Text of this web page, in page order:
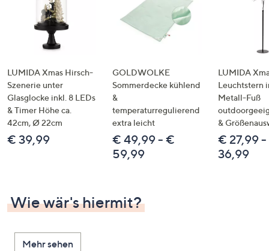
Touch-
Geräten
links
bzw.
rechts,
um
diese
anzuzeigen.
LUMIDA Xmas Hirsch-
Szenerie unter
Glasglocke inkl. 8 LEDs
& Timer Höhe ca.
42cm, Ø 22cm
€ 39,99
GOLDWOLKE
Sommerdecke kühlend
&
temperaturregulierend
extra leicht
€ 49,99 - €
59,99
LUMIDA
Leuchtstern
Metall-Fuß
&
€ 27,99
36,99
Wie wär's hiermit?
Mehr sehen